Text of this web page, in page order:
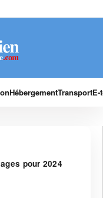
HébergementTransport
pour 2024